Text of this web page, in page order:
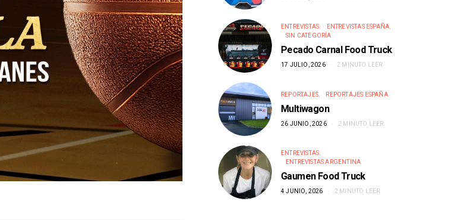
ENTREVISTAS
ENTREVISTAS ESPAÑA
SIN CATEGORÍA
Pecado Carnal Food Truck
17 JULIO, 2026 2 MINUTO LEER
REPORTAJES REPORTAJES ESPAÑA
Multiwagon
26 JUNIO, 2026 2 MINUTO LEER
ENTREVISTAS
ENTREVISTAS ARGENTINA
Gaumen Food Truck
4 JUNIO, 2026 2 MINUTO LEER